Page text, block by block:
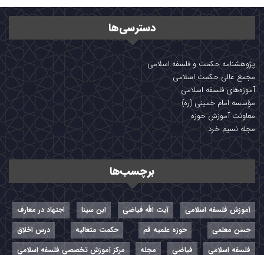
دسترسی‌ها
پژوهشنامه حکمت و فلسفه اسلامی
مجمع عالی حکمت اسلامی
آموزه‌های فلسفه اسلامی
مؤسسه امام خمینی (ره)
معاونت آموزش حوزه
مجله نسیم خرد
برچسب‌ها
آموزش فلسفه اسلامی آیت الله فیاضی ابن سینا
اجتهاد در معارف
حسن معلمی
حوزه علمیه قم حکمت متعالیه
درس اخلاق
فلسفه اسلامی
فیاضی مجله مرکز آموزش تخصصی فلسفه اسلامی